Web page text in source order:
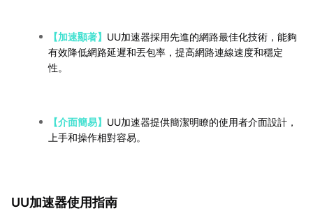
【加速顯著】 UU加速器採用先進的網路最佳化技術，能夠
有效降低網路延遲和丟包率，提高網路連線速度和穩定
性。
【介面簡易】 UU加速器提供簡潔明瞭的使用者介面設計，
上手和操作相對容易。
UU加速器使用指南